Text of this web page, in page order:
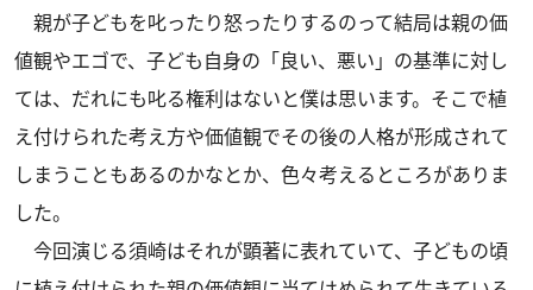
親が子どもを叱ったり怒ったりするのって結局は親の価
値観やエゴで、子ども自身の「良い、悪い」の基準に対し
ては、だれにも叱る権利はないと僕は思います。そこで植
え付けられた考え方や価値観でその後の人格が形成されて
しまうこともあるのかなとか、色々考えるところがありま
した。
今回演じる須崎はそれが顕著に表れていて、子どもの頃